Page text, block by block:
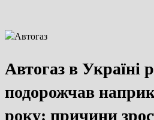
Автогаз в Україні
подорожчав
року: причини